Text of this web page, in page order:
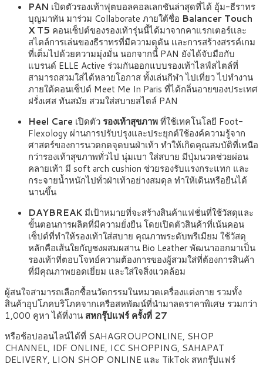
PAN เปิดตัวรองเท้าฟุตบอลคอลเลกชันล่าสุดที่ได้ อุ้ม-ธีราทร
บุญมาทัน มาร่วม Collaborate ภายใต้ชื่อ Balancer Touch
X T5 คอนเซ็ปต์ของรองเท้ารุ่นนี้ได้มาจากคาแรกเตอร์เเละ
สไตล์การเล่นของธีราทรที่มีความดุดัน เเละการสร้างสรรค์เกม
ที่เต็มไปด้วยความมุ่งมั่น นอกจากนี้ PAN ยังได้จับมือกับ
แบรนด์ ELLE Active ร่วมกันออกแบบรองเท้าไลฟ์สไตล์ที่
สามารถสวมใส่ได้หลายโอกาส ทั้งเล่นกีฬา ไปเที่ยว ไปทำงาน
ภายใต้คอนเซ็ปต์ Meet Me In Paris ที่ได้กลิ่นอายของประเทศ
ฝรั่งเศส ทันสมัย สวมใส่สบายสไตล์ PAN
Heel Care เปิดตัวรองเท้าสุขภาพที่ใช้เทคโนโลยี Foot-
Flexology ผ่านการปรับปรุงและประยุกต์ใช้องค์ความรู้จาก
ศาสตร์ของการนวดกดจุดบนฝ่าเท้า ทำให้เกิดคุณสมบัติที่เหนือ
กว่ารองเท้าสุขภาพทั่วไป นุ่มเบา ใส่สบาย มีปุ่มนวดช่วยผ่อน
คลายเท้า มี soft arch cushion ช่วยรองรับแรงกระแทก และ
กระจายน้ำหนักไปทั่วฝ่าเท้าอย่างสมดุล ทำให้เดินหรือยืนได้
นานขึ้น
DAYBREAK มีเป้าหมายที่จะสร้างสินค้าแฟชั่นที่ใช้วัสดุและ
ขั้นตอนการผลิตที่มีความยั่งยืน โดยเปิดตัวสินค้าที่เน้นคอน
เซ็ปต์ที่ทำให้รองเท้าใส่สบาย คุณภาพระดับพรีเมียม ใช้วัสดุ
หลักคือเส้นใยกัญชงผสมผสาน Bio Leather พัฒนาออกมาเป็น
รองเท้าที่ตอบโจทย์ความต้องการของผู้สวมใส่ที่ต้องการสินค้า
ที่มีคุณภาพยอดเยี่ยม และใส่ใจสิ่งแวดล้อม
ผู้สนใจสามารถเลือกซื้อนวัตกรรมในหมวดเครื่องแต่งกาย รวมทั้ง
สินค้าอุปโภคบริโภคจากเครือสหพัฒน์ที่นำมาลดราคาพิเศษ รวมกว่า
1,000 คูหา ได้ที่งาน สหกรุ๊ปแฟร์ ครั้งที่ 27
หรือช้อปออนไลน์ได้ที่ SAHAGROUPONLINE, SHOP
CHANNEL, IDF ONLINE, ICC SHOPPING, SAHAPAT
DELIVERY, LION SHOP ONLINE และ TikTok สหกรุ๊ปแฟร์